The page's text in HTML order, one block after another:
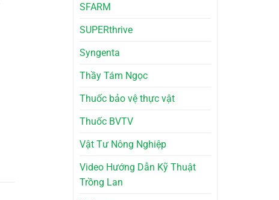
SFARM
SUPERthrive
Syngenta
Thầy Tám Ngọc
Thuốc bảo vệ thực vật
Thuốc BVTV
Vật Tư Nông Nghiệp
Video Hướng Dẫn Kỹ Thuật
Trồng Lan